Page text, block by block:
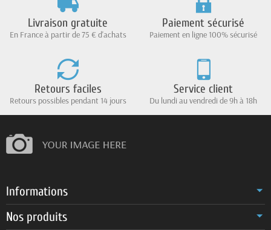
Livraison gratuite
En France à partir de 75 € d'achats
Paiement sécurisé
Paiement en ligne 100% sécurisé
Retours faciles
Retours possibles pendant 14 jours
Service client
Du lundi au vendredi de 9h à 18h
Informations
Nos produits